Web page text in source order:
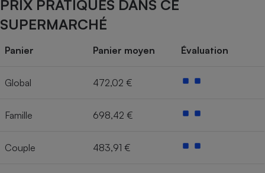
PRIX PRATIQUÉS DANS CE
SUPERMARCHÉ
Panier Panier moyen Évaluation
Global 472,02 €
Famille 698,42 €
Couple 483,91 €